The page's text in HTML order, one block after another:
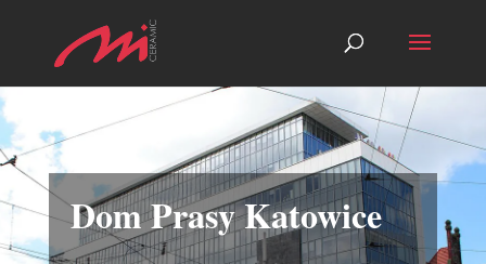
Dom Prasy Katowice